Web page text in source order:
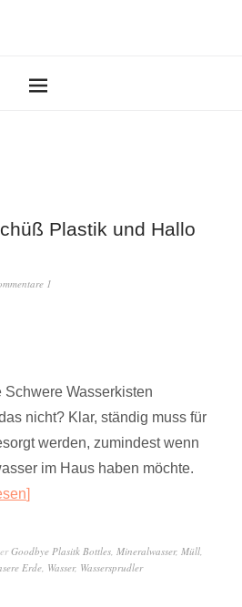
Plastik und Hallo
1
Wasserkisten
nicht? Klar, ständig muss für
werden, zumindest wenn
im Haus haben möchte.
Goodbye Plasitk Bottles, Mineralwasser, Müll,
Erde, Wasser, Wassersprudler